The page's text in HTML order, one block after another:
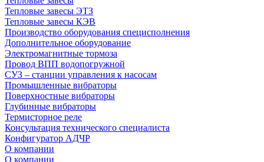
Тепловые завесы ЭТЗ
Тепловые завесы КЭВ
Производство оборудования специсполнения
Дополнительное оборудование
Электромагнитные тормоза
Провод ВПП водопогружной
СУЗ – станции управления к насосам
Промышленные вибраторы
Поверхностные вибраторы
Глубинные вибраторы
Термисторное реле
Консультация технического специалиста
Конфигуратор АДЧР
О компании
О компании